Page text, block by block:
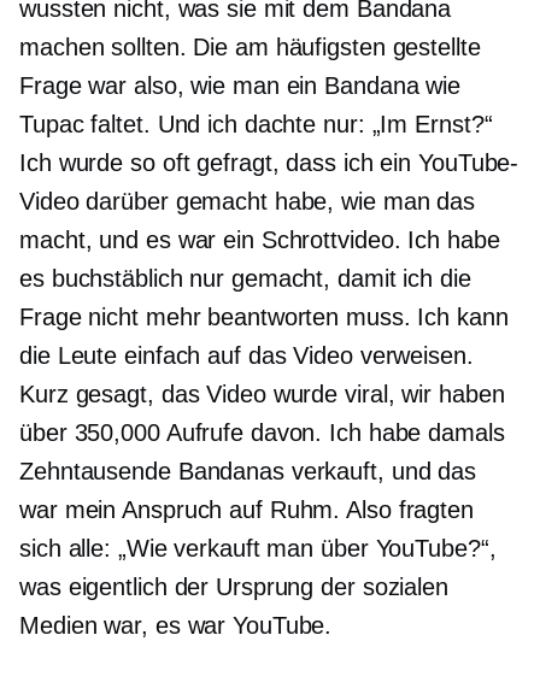
wussten nicht, was sie mit dem Bandana
machen sollten. Die am häufigsten gestellte
Frage war also, wie man ein Bandana wie
Tupac faltet. Und ich dachte nur: „Im Ernst?“
Ich wurde so oft gefragt, dass ich ein YouTube-
Video darüber gemacht habe, wie man das
macht, und es war ein Schrottvideo. Ich habe
es buchstäblich nur gemacht, damit ich die
Frage nicht mehr beantworten muss. Ich kann
die Leute einfach auf das Video verweisen.
Kurz gesagt, das Video wurde viral, wir haben
über 350,000 Aufrufe davon. Ich habe damals
Zehntausende Bandanas verkauft, und das
war mein Anspruch auf Ruhm. Also fragten
sich alle: „Wie verkauft man über YouTube?“,
was eigentlich der Ursprung der sozialen
Medien war, es war YouTube.